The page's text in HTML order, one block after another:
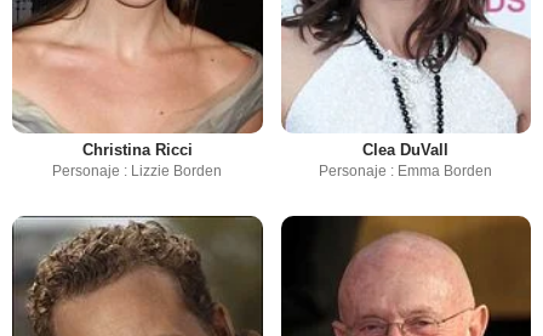
Christina Ricci
Personaje : Lizzie Borden
Clea DuVall
Personaje : Emma Borden